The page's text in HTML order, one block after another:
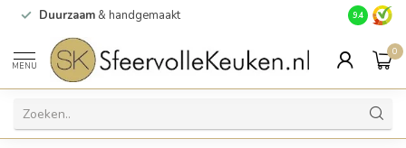
Duurzaam & handgemaakt Gratis
9.4
MENU
0